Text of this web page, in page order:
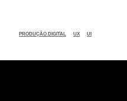
PRODUÇÃO DIGITAL UX UI